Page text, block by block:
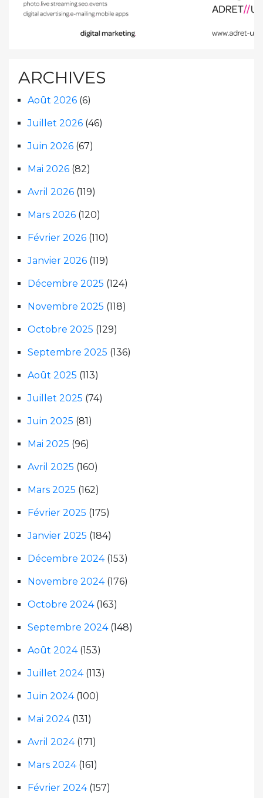
ARCHIVES
Août 2026 (6)
Juillet 2026 (46)
Juin 2026 (67)
Mai 2026 (82)
Avril 2026 (119)
Mars 2026 (120)
Février 2026 (110)
Janvier 2026 (119)
Décembre 2025 (124)
Novembre 2025 (118)
Octobre 2025 (129)
Septembre 2025 (136)
Août 2025 (113)
Juillet 2025 (74)
Juin 2025 (81)
Mai 2025 (96)
Avril 2025 (160)
Mars 2025 (162)
Février 2025 (175)
Janvier 2025 (184)
Décembre 2024(153)
Novembre 2024(176)
Octobre 2024(163)
Septembre 2024(148)
Août 2024(153)
Juillet 2024(113)
Juin 2024(100)
Mai 2024(131)
Avril 2024(171)
Mars 2024(161)
Février 2024(157)